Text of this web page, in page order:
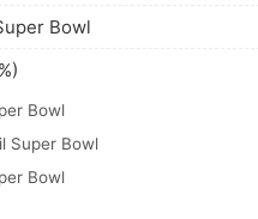
Bowl
Bowl
Super Bowl
Bowl